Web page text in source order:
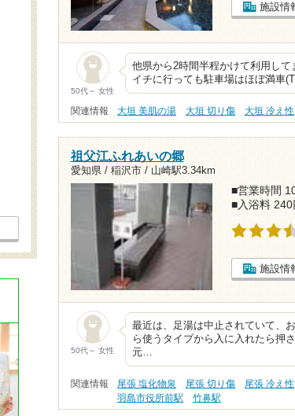
施設情
50代～ 女性
他県から2時間半程かけて利用し
イチに行っても駐車場はほぼ満車
関連情報 大垣 美肌の湯 大垣 切り傷 大垣 冷え性
祖父江ふれあいの郷
愛知県 / 稲沢市 / 山崎駅3.34km
■営業時間
■入浴料 240
施設情
50代～ 女性
最近は、足湯は中止されていて、
ら使うタイプから入に入れたら押
元…
関連情報 尾張 塩化物泉 尾張 切り傷 尾張 冷え性
羽島市役所前駅
竹鼻駅